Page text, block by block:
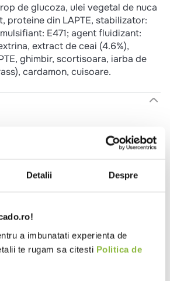
Detalii Despre
a imbunatati experienta de
te rugam sa citesti Politica de
de glucoza, ulei vegetal de nuca
proteine ​​din LAPTE, stabilizator:
E471; agent fluidizant:
extract de ceai (4.6%),
ghimbir, scortisoara, iarba de
cardamon, cuisoare.
100g
(kj)
1809
saturati (g)